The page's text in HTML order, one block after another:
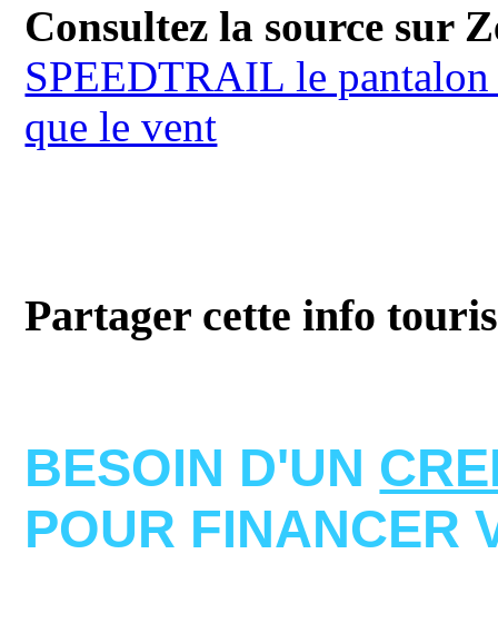
Consultez la source sur
SPEEDTRAIL le
que le vent
Partager cette info
BESOIN D'UN
POUR FINANCER